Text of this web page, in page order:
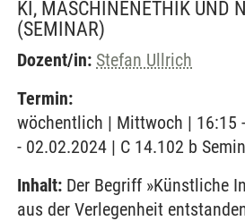
KI, MASCHINENETHIK UND
(SEMINAR)
Dozent/in: Stefan Ullrich
Termin:
wöchentlich | Mittwoch | 16:15
- 02.02.2024 | C 14.102 b
Inhalt: Der Begriff »Künstliche
aus der Verlegenheit